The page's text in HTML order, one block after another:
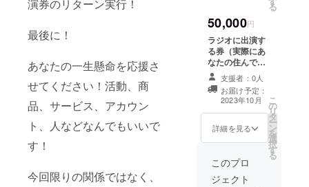
演券のリターン実行！
最後に！
あなたの一生懸命を応援さ
せてください！活動、商
品、サービス、アカウン
ト、人などなんでもいいで
す！
今回限りの関係ではなく、
る
50,000円
ラジオに出演す
る券（実際にあ
なたの住んでい
る地域に行かせ
ていただきま
す！） お時間が
ありましたらご
飯やカラオケ
も！ ※公序良俗
内容などはお受
けできません。
支援者：0人
お届け予定：
2023年10月
詳細を見る
こ
の
リ
タ
ー
ン
を
選
択
す
る
このプロ
ジェクト